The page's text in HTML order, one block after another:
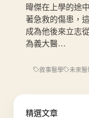
暐傑在上學的途
著急救的傷患，
成為他後來立志
為義大醫…
敘事醫學 未來醫
精選文章